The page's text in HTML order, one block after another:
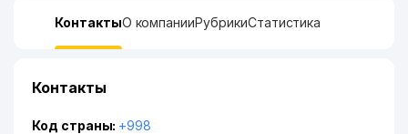
КонтактыО компанииРубрикиСтатистика
Контакты
Код страны: +998